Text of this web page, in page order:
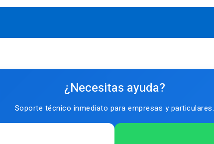
¿Necesitas ayuda?
Soporte técnico inmediato para empresas y particulares.